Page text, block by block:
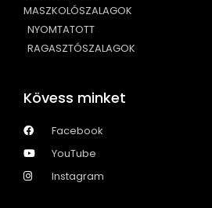
MASZKOLÓSZALAGOK
NYOMTATOTT
RAGASZTÓSZALAGOK
Kövess minket
Facebook
YouTube
Instagram